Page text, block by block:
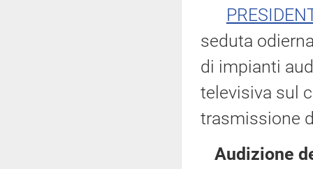
seduta
di impianti
televisiva sul
trasmissione
Audizione